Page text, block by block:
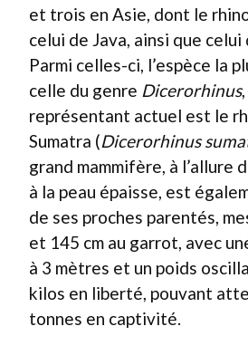
et trois en Asie, dont le
celui de Java, ainsi que celui
Parmi celles-ci, l’espèce la
celle du genre Dicerorhinus
représentant actuel est le
Sumatra (Dicerorhinus
grand mammifère, à l’allure
à la peau épaisse, est
de ses proches parentés,
et 145 cm au garrot, avec
à 3 mètres et un poids
kilos en liberté, pouvant
tonnes en captivité.